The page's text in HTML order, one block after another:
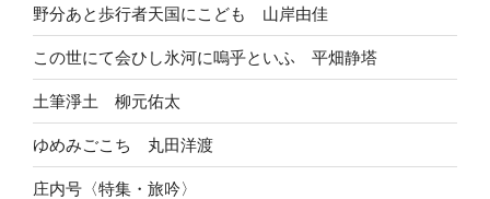
野分あと歩行者天国にこども 山岸由佳
この世にて会ひし氷河に嗚乎といふ 平畑静塔
土筆淨土 柳元佑太
ゆめみごこち 丸田洋渡
庄内号〈特集・旅吟〉